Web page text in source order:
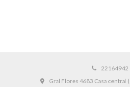
22164942
Gral Flores 4683 Casa central